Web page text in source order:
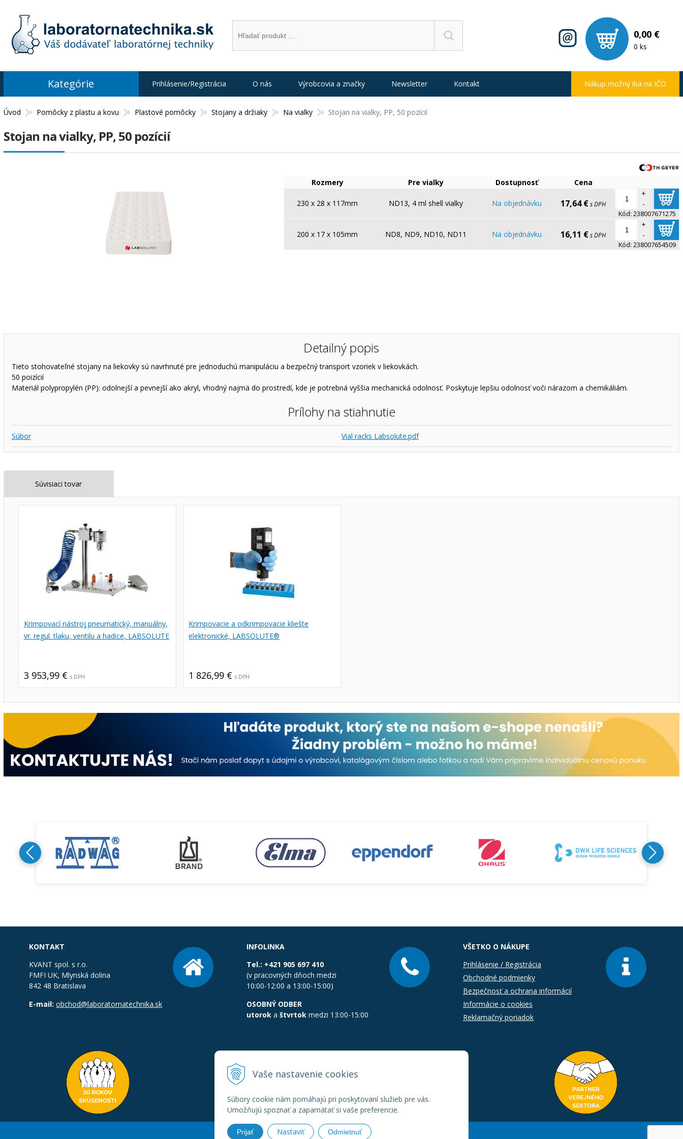
Vaše nastavenie cookies
Súbory cookie nám pomáhajú pri poskytovaní služieb pre vás.
Umožňujú spoznať a zapamätať si vaše preferencie.
Prijať Nastaviť Odmietnuť
0,00 €
0 ks
Úvod Pomôcky z plastu a kovu Plastové pomôcky Stojany a držiaky Na vialky Stojan na vialky, PP, 50 pozícií
Stojan na vialky, PP, 50 pozícií
Rozmery Pre vialky Dostupnosť Cena
230 x 28 x 117mm ND13, 4 ml shell vialky Na objednávku 17,64 €s DPH
+
-
Kód: 238007671275
200 x 17 x 105mm ND8, ND9, ND10, ND11 Na objednávku 16,11 €s DPH
+
-
Kód: 238007654509
Detailný popis
Tieto stohovateľné stojany na liekovky sú navrhnuté pre jednoduchú manipuláciu a bezpečný transport vzoriek v liekovkách.
50 poizícií
Materiál polypropylén (PP): odolnejší a pevnejší ako akryl, vhodný najmä do prostredí, kde je potrebná vyššia mechanická odolnosť. Poskytuje lepšiu odolnosť voči nárazom a chemikáliám.
Prílohy na stiahnutie
Súbor Vial racks Labsolute.pdf
Súvisiaci tovar
Krimpovací nástroj pneumatický, manuálny,
vr. regul. tlaku, ventilu a hadice, LABSOLUTE
3 953,99 € s DPH
Krimpovacie a odkrimpovacie kliešte
elektronické, LABSOLUTE®
1 826,99 € s DPH
Kategórie Prihlásenie/Registrácia O nás Výrobcovia a značky Newsletter Kontakt Nákup možný iba na IČO
KONTAKT
KVANT spol. s r.o.
FMFI UK, Mlynská dolina
842 48 Bratislava
E-mail: obchod@laboratornatechnika.sk
INFOLINKA
Tel.: +421 905 697 410
(v pracovných dňoch medzi
10:00-12:00 a 13:00-15:00)
OSOBNÝ ODBER
utorok a štvrtok medzi 13:00-15:00
VŠETKO O NÁKUPE
Prihlásenie / Registrácia
Obchodné podmienky
Bezpečnosť a ochrana informácií
Informácie o cookies
Reklamačný poriadok